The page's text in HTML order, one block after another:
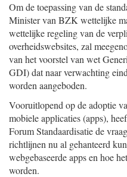
Om de toepassing van de
Minister van BZK wettelijke
wettelijke regeling van de
overheidswebsites, zal
van het voorstel van wet
GDI) dat naar verwachting
worden aangeboden.
Vooruitlopend op de adoptie
mobiele applicaties (apps),
Forum Standaardisatie de
richtlijnen nu al gehanteerd
webgebaseerde apps en hoe
worden.